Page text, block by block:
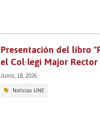
Presentación del libro
el Col·legi Major
Junio, 18, 2026
Noticias UNE